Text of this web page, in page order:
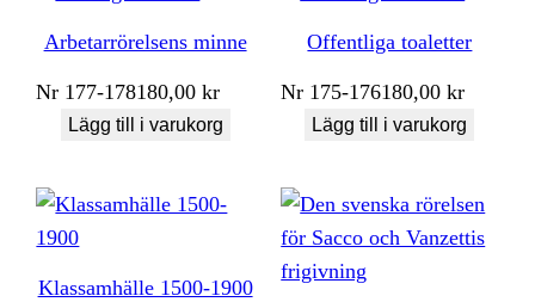
Arbetarrörelsens minne
Nr 177-178180,00kr
Lägg till i varukorg
Offentliga toaletter
Nr 175-176180,00kr
Lägg till i varukorg
Klassamhälle 1500-1900